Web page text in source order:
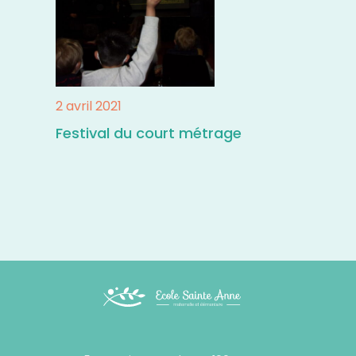
2 avril 2021
Festival du court métrage